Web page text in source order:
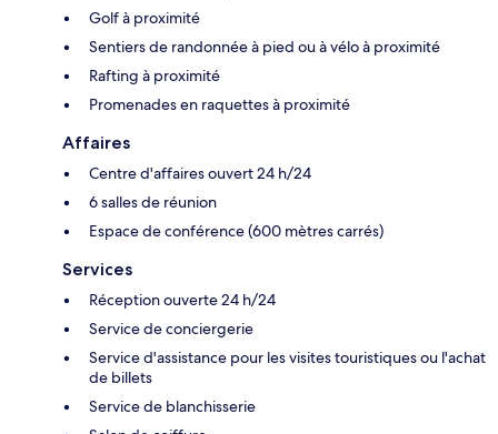
Golf à proximité
Sentiers de randonnée à pied ou à vélo à proximité
Rafting à proximité
Promenades en raquettes à proximité
Affaires
Centre d'affaires ouvert 24 h/24
6 salles de réunion
Espace de conférence (600 mètres carrés)
Services
Réception ouverte 24 h/24
Service de conciergerie
Service d'assistance pour les visites touristiques ou l'achat
de billets
Service de blanchisserie